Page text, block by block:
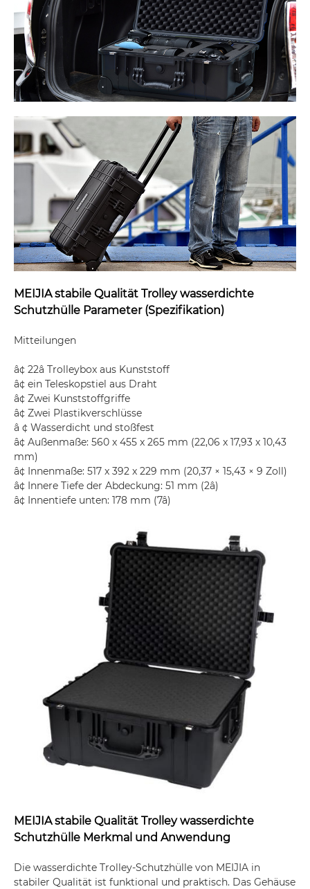
MEIJIA stabile Qualität Trolley wasserdichte
Schutzhülle Parameter (Spezifikation)
Mitteilungen
â¢ 22â Trolleybox aus Kunststoff
â¢ ein Teleskopstiel aus Draht
â¢ Zwei Kunststoffgriffe
â¢ Zwei Plastikverschlüsse
â ¢ Wasserdicht und stoßfest
â¢ Außenmaße: 560 x 455 x 265 mm (22,06 x 17,93 x 10,43
mm)
â¢ Innenmaße: 517 x 392 x 229 mm (20,37 × 15,43 × 9 Zoll)
â¢ Innere Tiefe der Abdeckung: 51 mm (2â)
â¢ Innentiefe unten: 178 mm (7â)
MEIJIA stabile Qualität Trolley wasserdichte
Schutzhülle Merkmal und Anwendung
Die wasserdichte Trolley-Schutzhülle von MEIJIA in
stabiler Qualität ist funktional und praktisch. Das Gehäuse